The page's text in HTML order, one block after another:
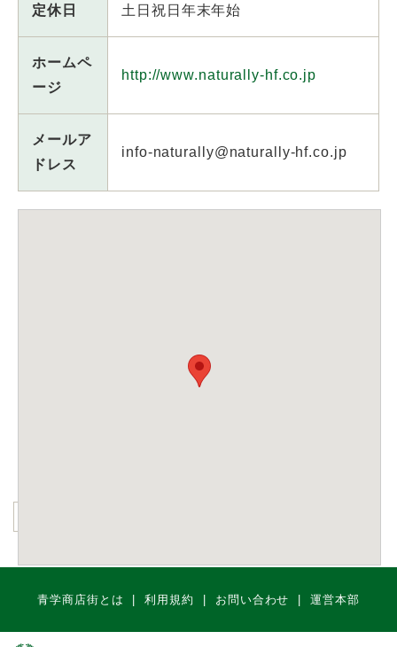
定休日 土日祝日年末年始
ホームペ
ージ
http://www.naturally-hf.co.jp
メールア
ドレス
info-naturally@naturally-hf.co.jp
青学商店街とは 利用規約 お問い合わせ 運営本部